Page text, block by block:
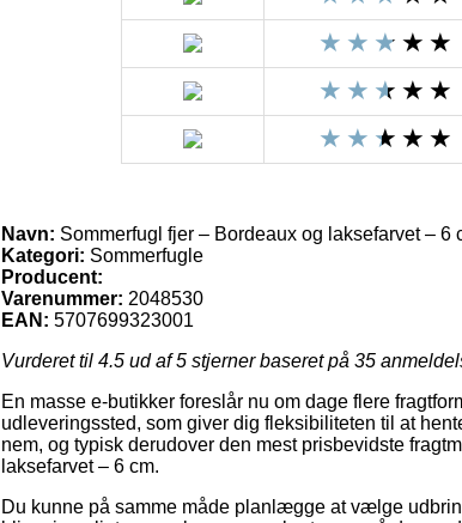
Navn: Sommerfugl fjer – Bordeaux og laksefarvet – 6
Kategori: Sommerfugle
Producent:
Varenummer: 2048530
EAN: 5707699323001
Vurderet til 4.5 ud af 5 stjerner baseret på 35
En masse e-butikker foreslår nu om dage flere
udleveringssted, som giver dig fleksibiliteten til at
nem, og typisk derudover den mest prisbevidste
laksefarvet – 6 cm.
Du kunne på samme måde planlægge at vælge